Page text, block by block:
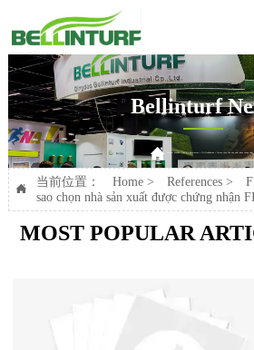
Bellinturf


当前位置： Home> References>
sao chọn nhà sản xuất được chứng nhận
MOST POPULAR